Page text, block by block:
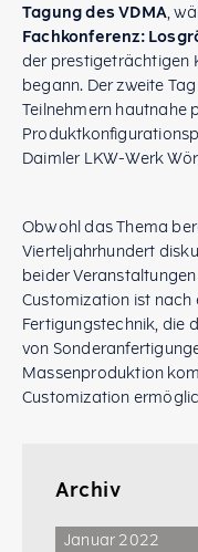
Tagung des VDMA,
Fachkonferenz:
der prestigeträchtigen
begann. Der zweite
Teilnehmern hautnahe
Daimler LKW-Werk
Obwohl das Thema
Vierteljahrhundert
beider
Customization ist nach
Fertigungstechnik, die
von
Massenproduktion
Customization
Archiv
Januar 2022